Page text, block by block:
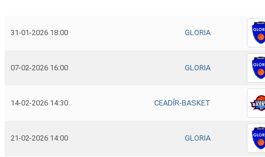
31-01-2026 18:00 GLORIA
07-02-2026 16:00 GLORIA
14-02-2026 14:30 CEADÎR-BASKET
21-02-2026 14:00 GLORIA